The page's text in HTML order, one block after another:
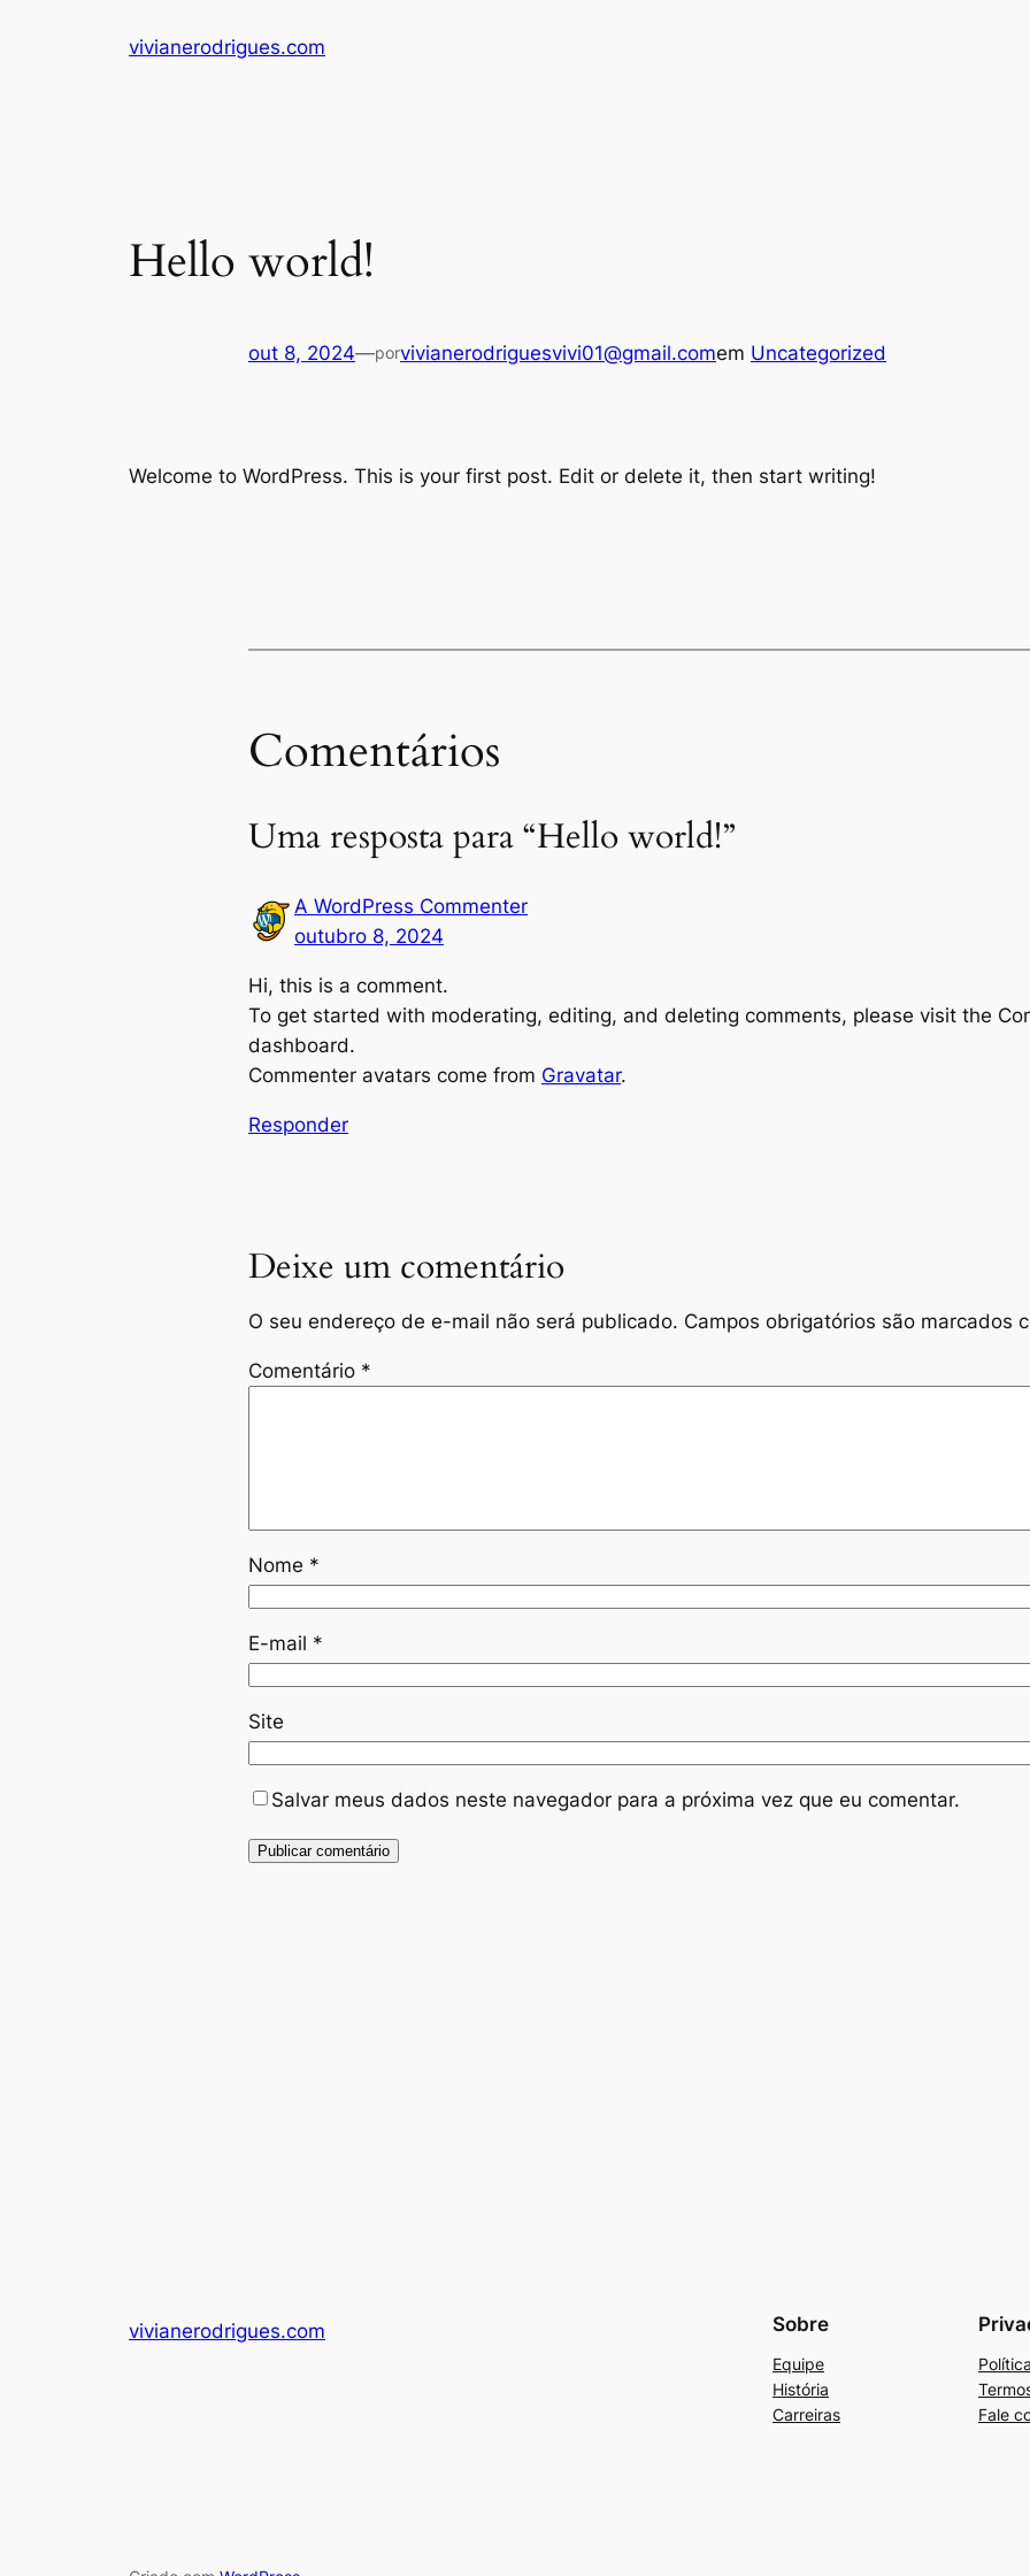
vivianerodrigues.com
Hello world!
out 8, 2024—porvivianerodriguesvivi01@gmail.comem Uncategorized
Welcome to WordPress. This is your first post. Edit or delete it, then start writing!
Comentários
Uma resposta para “Hello world!”
A WordPress Commenter
outubro 8, 2024
Hi, this is a comment.
To get started with moderating, editing, and deleting comments, please visit the
dashboard.
Commenter avatars come from Gravatar.
Responder
Deixe um comentário
O seu endereço de e-mail não será publicado. Campos obrigatórios são marcados
Comentário *
Nome *
E-mail *
Site
Salvar meus dados neste navegador para a próxima vez que eu comentar.
vivianerodrigues.com Sobre
Equipe
História
Carreiras
Fale